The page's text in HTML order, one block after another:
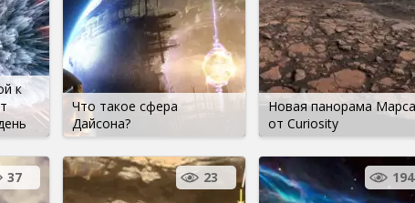
к
Что такое сфера
Дайсона?
Новая панорама Марса
от Curiosity
37 23 194